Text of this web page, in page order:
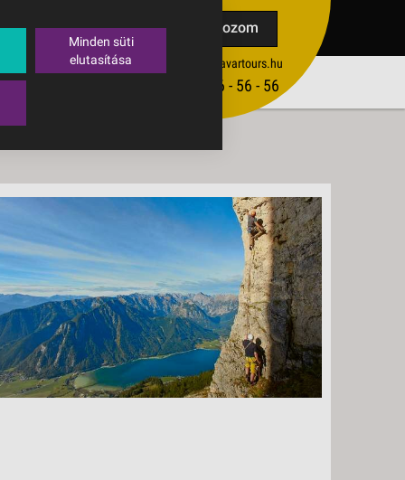
Feliratkozom
ertekesites@budavartours.hu
(+36­ 1) 3 - 56 - 56 - 56
TIPPEK
Minden süti
elutasítása